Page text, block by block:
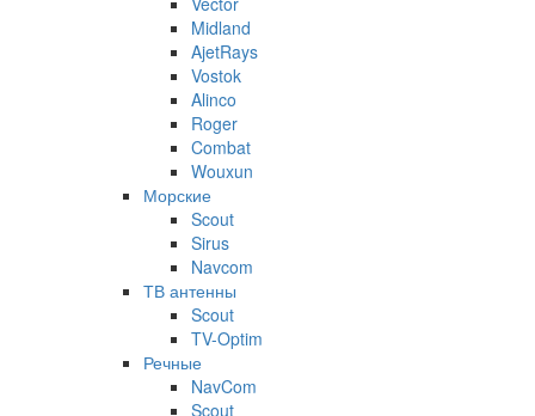
Midland
AjetRays
Vostok
Alinco
Roger
Combat
Wouxun
Морские
Scout
Sirus
Navcom
ТВ антенны
Scout
TV-Optim
Речные
NavCom
Scout